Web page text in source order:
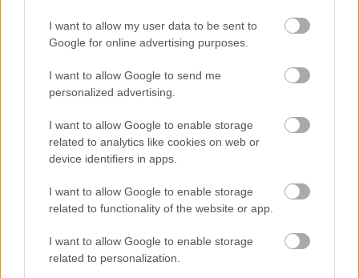
I want to allow my user data to be sent to
Google for online advertising purposes.
I want to allow Google to send me
personalized advertising.
I want to allow Google to enable storage
related to analytics like cookies on web or
device identifiers in apps.
I want to allow Google to enable storage
related to functionality of the website or app.
I want to allow Google to enable storage
related to personalization.